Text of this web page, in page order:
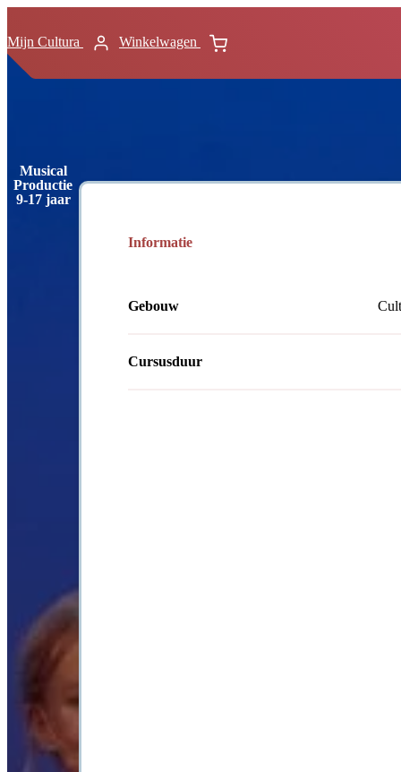
Mijn Cultura Winkelwagen
Musical
Productie
9-17 jaar
Informatie
Gebouw
Cursusduur